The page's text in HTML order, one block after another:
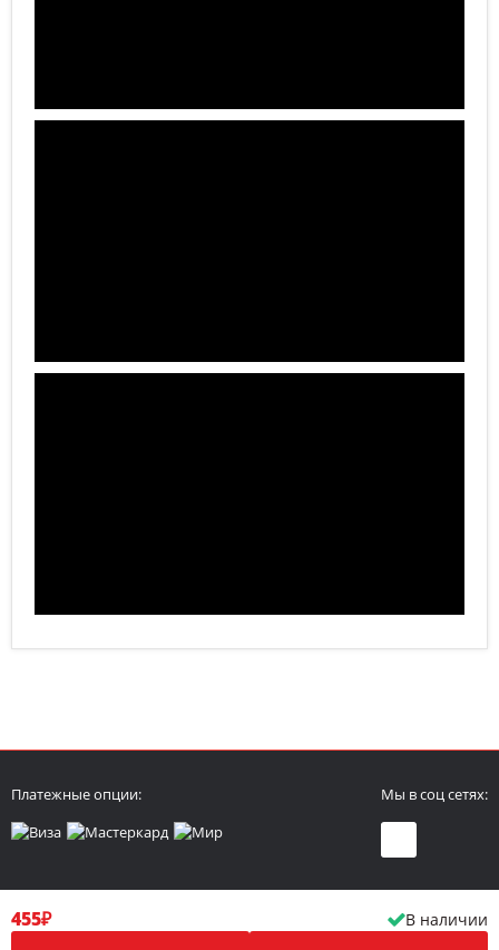
455₽
В наличии
Платежные опции: Мы в соц сетях:
Политика конфиденциальности